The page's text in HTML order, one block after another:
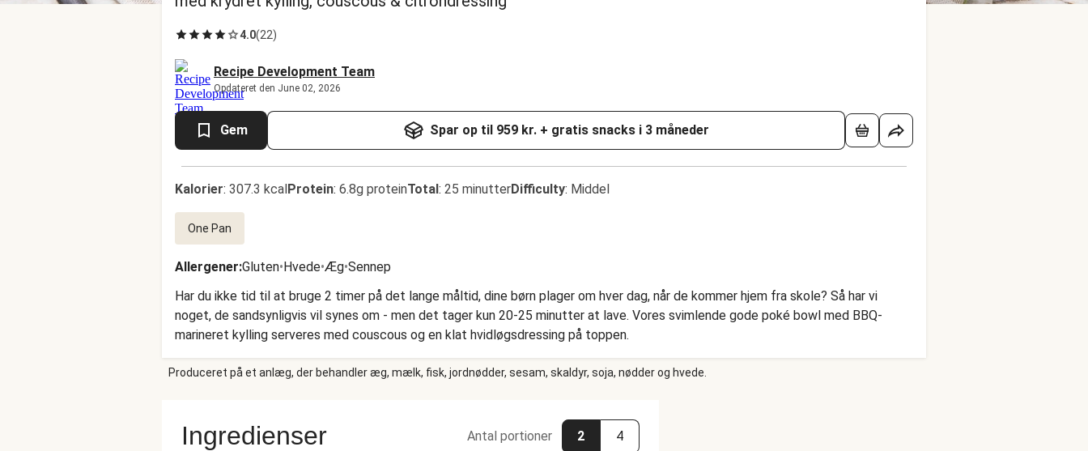
4.0(22)
Recipe Development Team
Opdateret den June 02, 2026
Gem Spar op til 959 kr. + gratis snacks i 3 måneder
Kalorier: 307.3 kcalProtein: 6.8g proteinTotal: 25 minutterDifficulty: Middel
One Pan
Allergener:Gluten•Hvede•Æg•Sennep
Har du ikke tid til at bruge 2 timer på det lange måltid, dine børn plager om hver dag, når de kommer hjem fra skole? Så har vi
noget, de sandsynligvis vil synes om - men det tager kun 20-25 minutter at lave. Vores svimlende gode poké bowl med BBQ-
marineret kylling serveres med couscous og en klat hvidløgsdressing på toppen.
Produceret på et anlæg, der behandler æg, mælk, fisk, jordnødder, sesam, skaldyr, soja, nødder og hvede.
Ingredienser Antal portioner 2 4